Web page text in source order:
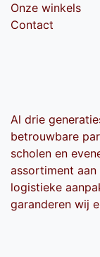
Onze winkels
Contact
Al drie
betrouwbare
scholen en
assortiment
logistieke
garanderen wij